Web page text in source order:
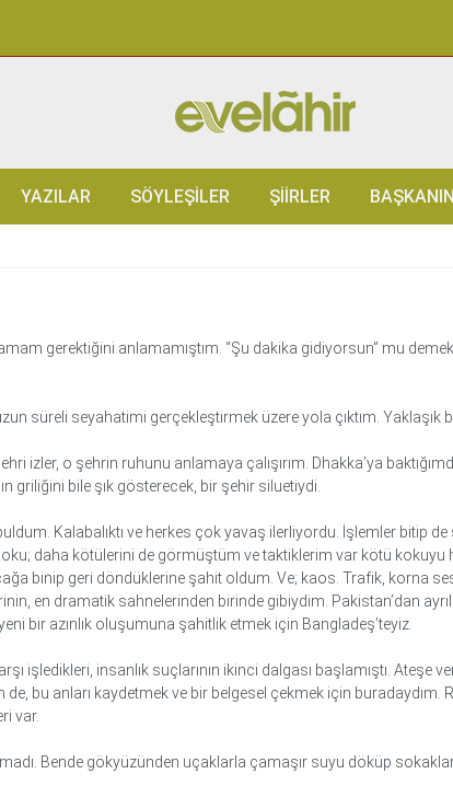
YAZILAR SÖYLEŞILER ŞIIRLER
gerektiğini anlamamıştım. “Şu dakika gidiyorsun” mu
süreli seyahatimi gerçekleştirmek üzere yola çıktım. Yaklaşık
izler, o şehrin ruhunu anlamaya çalışırım. Dhakka’ya
griliğini bile şık gösterecek, bir şehir siluetiydi.
Kalabalıktı ve herkes çok yavaş ilerliyordu. İşlemler bitip
daha kötülerini de görmüştüm ve taktiklerim var kötü
binip geri döndüklerine şahit oldum. Ve; kaos. Trafik, korna
en dramatik sahnelerinden birinde gibiydim. Pakistan’dan
bir azınlık oluşumuna şahitlik etmek için Bangladeş’teyiz.
işledikleri, insanlık suçlarının ikinci dalgası başlamıştı.
de, bu anları kaydetmek ve bir belgesel çekmek için
var.
Bende gökyüzünden uçaklarla çamaşır suyu döküp